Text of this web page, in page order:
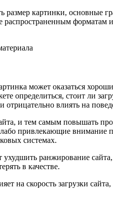
размер картинки, основные
распространенным форматам
может оказаться
определиться, стоит ли
влиять на
и тем самым повышать
привлекающие внимание
системах.
ранжирование
в качестве.
на скорость загрузки